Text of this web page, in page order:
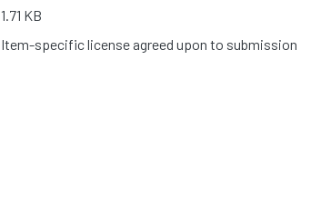
1.71 KB
Item-specific license agreed upon to submission